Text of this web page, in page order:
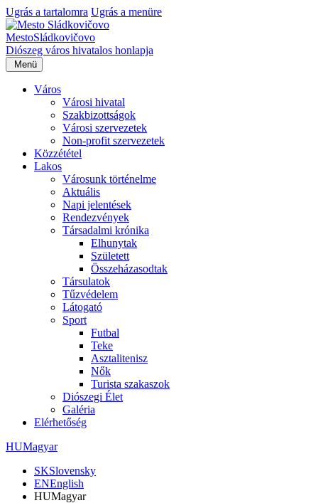
Ugrás a tartalomra Ugrás a menüre
MestoSládkovičovo
Diószeg város hivatalos honlapja
Menü
Város
Városi hivatal
Szakbizottságok
Városi szervezetek
Non-profit szervezetek
Közzététel
Lakos
Városunk történelme
Aktuális
Napi jelentések
Rendezvények
Társadalmi krónika
Elhunytak
Született
Összeházasodtak
Társulatok
Tűzvédelem
Látogató
Sport
Futbal
Teke
Asztalitenisz
Nők
Turista szakaszok
Diószegi Élet
Galéria
Elérhetőség
HUMagyar
SKSlovensky
ENEnglish
HUMagyar